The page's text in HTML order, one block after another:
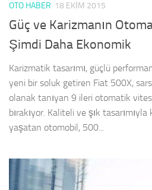
OTO HABER 18 EKIM 2015
Güç ve Karizmanın
Şimdi Daha Ekonomik
Karizmatik tasarımı, güçlü
yeni bir soluk getiren Fiat 500X,
olanak tanıyan 9 ileri otomatik
bırakıyor. Kaliteli ve şık
yaşatan otomobil, 500...